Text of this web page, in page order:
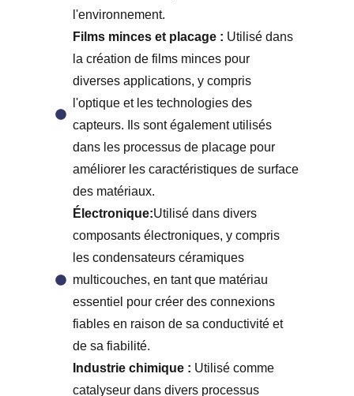
l'environnement.
Films minces et placage : Utilisé dans
la création de films minces pour
diverses applications, y compris
l'optique et les technologies des
capteurs. Ils sont également utilisés
dans les processus de placage pour
améliorer les caractéristiques de surface
des matériaux.
Électronique:Utilisé dans divers
composants électroniques, y compris
les condensateurs céramiques
multicouches, en tant que matériau
essentiel pour créer des connexions
fiables en raison de sa conductivité et
de sa fiabilité.
Industrie chimique : Utilisé comme
catalyseur dans divers processus